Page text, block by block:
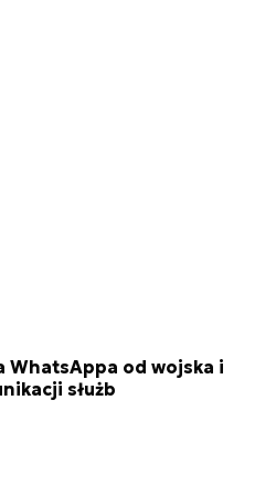
WhatsAppa od wojska i
służb